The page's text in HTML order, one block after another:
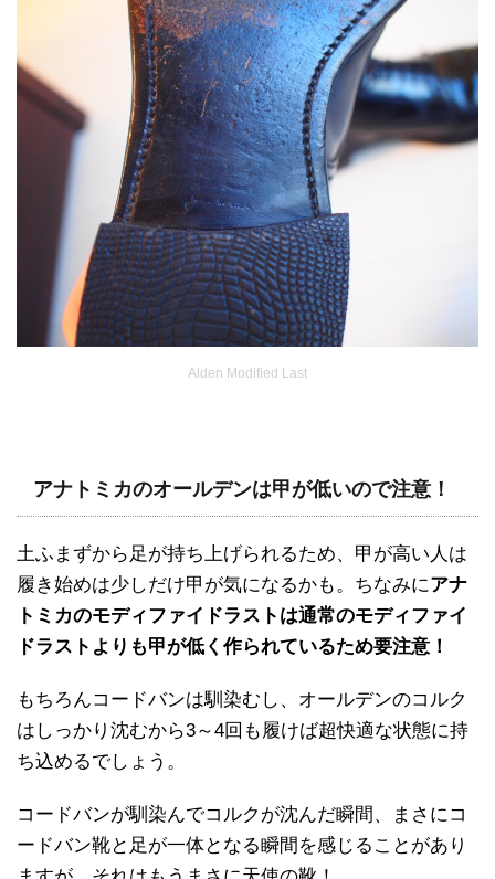
Alden Modified Last
アナトミカのオールデンは甲が低いので注意！
土ふまずから足が持ち上げられるため、甲が高い人は
履き始めは少しだけ甲が気になるかも。ちなみにアナ
トミカのモディファイドラストは通常のモディファイ
ドラストよりも甲が低く作られているため要注意！
もちろんコードバンは馴染むし、オールデンのコルク
はしっかり沈むから3～4回も履けば超快適な状態に持
ち込めるでしょう。
コードバンが馴染んでコルクが沈んだ瞬間、まさにコ
ードバン靴と足が一体となる瞬間を感じることがあり